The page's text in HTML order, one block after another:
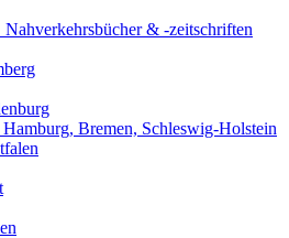
Nahverkehrsbücher & -zeitschriften
Hamburg, Bremen, Schleswig-Holstein